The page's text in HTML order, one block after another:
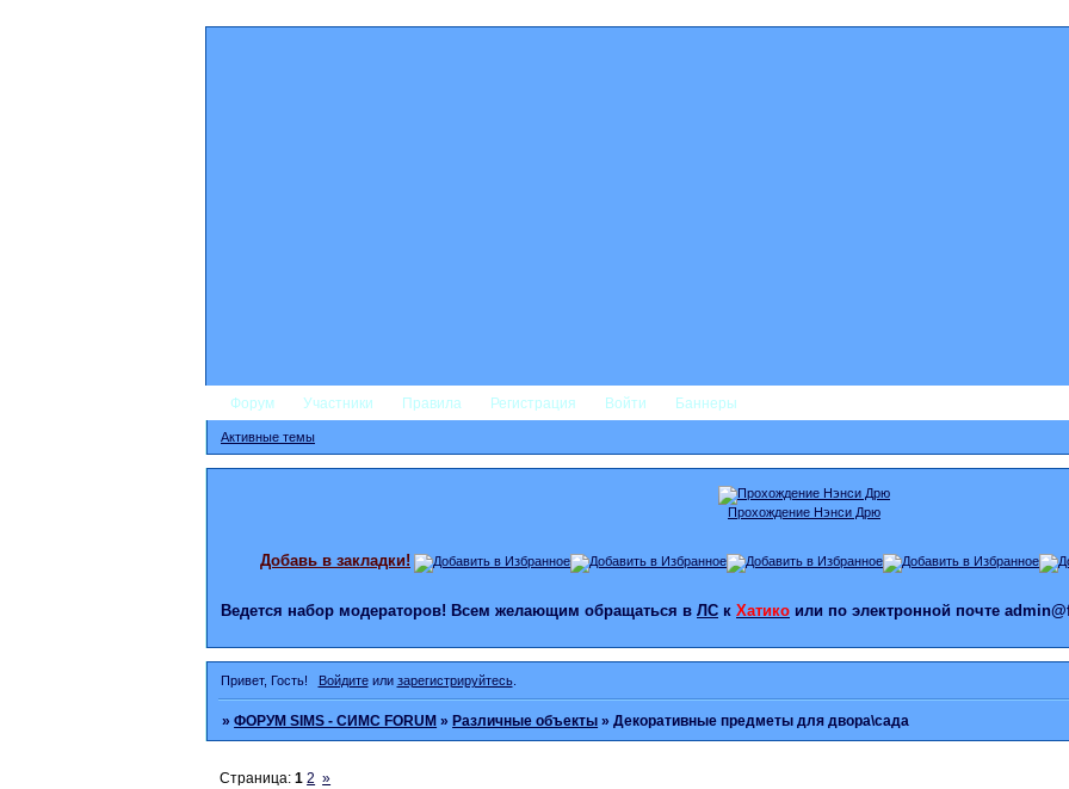
Форум Участники Правила Регистрация Войти Баннеры
Активные темы
Прохождение Нэнси Дрю
Добавь в закладки!
Ведется набор модераторов! Всем желающим обращаться в ЛС к Хатико или по электронной почте
Привет, Гость! Войдитеили зарегистрируйтесь.
»ФОРУМ SIMS - СИМС FORUM »Различные объекты »Декоративные предметы для двора\сада
Страница:1 2 »